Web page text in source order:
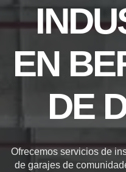
EN
DE
Ofrecemos servicios de
de garajes de